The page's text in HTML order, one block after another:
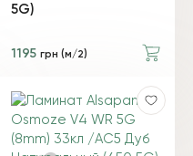
5G)
1195 грн (м/2)